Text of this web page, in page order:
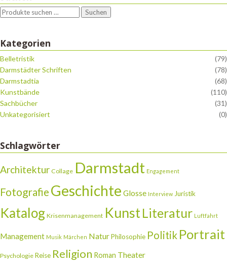
Suchen
Kategorien
Belletristik
(79)
Darmstädter Schriften
(78)
Darmstadtia
(68)
Kunstbände
(110)
Sachbücher
(31)
Unkategorisiert
(0)
Schlagwörter
Architektur Collage Darmstadt Engagement
Fotografie Geschichte Glosse Interview Juristik
Katalog Krisenmanagement KunstLiteratur Luftfahrt
Management Musik Märchen NaturPhilosophie Politik Portrait
Psychologie Reise Religion Roman Theater